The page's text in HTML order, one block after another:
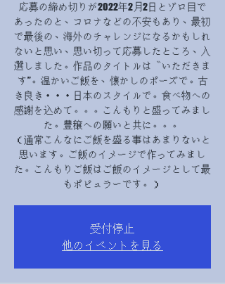
応募の締め切りが2022年2月2日とゾロ目で
あったのと、コロナなどの不安もあり、最初
で最後の、海外のチャレンジになるかもしれ
ないと思い、思い切って応募したところ、入
選しました。作品のタイトルは〝いただきま
す”。温かいご飯を、懐かしのポーズで。古
き良き・・・日本のスタイルで。食べ物への
感謝を込めて。。。こんもりと盛ってみまし
た。豊穣への願いと共に。。。
（通常こんなにご飯を盛る事はあまりないと
思います。ご飯のイメージで作ってみまし
た。こんもりご飯はご飯のイメージとして最
もポピュラーです。）
受付停止
他のイベントを見る